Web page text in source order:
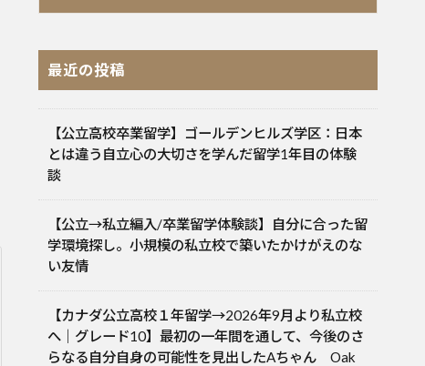
最近の投稿
【公立高校卒業留学】ゴールデンヒルズ学区：日本
とは違う自立心の大切さを学んだ留学1年目の体験
談
【公立→私立編入/卒業留学体験談】自分に合った留
学環境探し。小規模の私立校で築いたかけがえのな
い友情
【カナダ公立高校１年留学→2026年9月より私立校
へ｜グレード10】最初の一年間を通して、今後のさ
らなる自分自身の可能性を見出したAちゃん Oak